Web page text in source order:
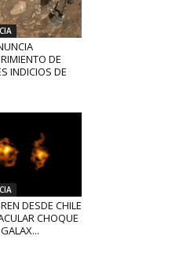
DE
INDICIOS DE
DESDE CHILE
CHOQUE